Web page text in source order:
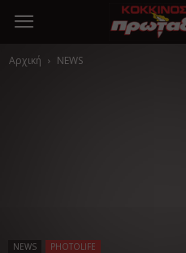
Αρχική NEWS
NEWS PHOTOLIFE